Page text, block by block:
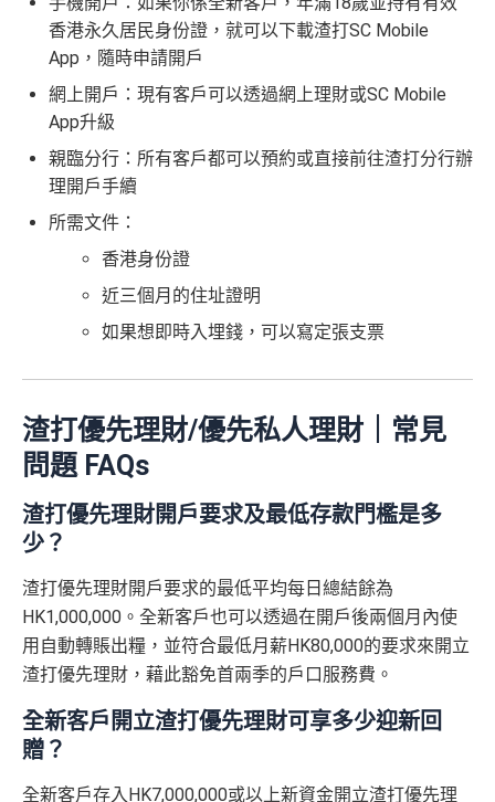
香港永久居民身份證，就可以下載渣打SC Mobile
App，隨時申請開戶
網上開戶：現有客戶可以透過網上理財或SC Mobile
App升級
親臨分行：所有客戶都可以預約或直接前往渣打分行辦
理開戶手續
所需文件：
香港身份證
近三個月的住址證明
如果想即時入埋錢，可以寫定張支票
渣打優先理財/優先私人理財｜常見
問題 FAQs
渣打優先理財開戶要求及最低存款門檻是多
少？
渣打優先理財開戶要求的最低平均每日總結餘為
HK1,000,000。全新客戶也可以透過在開戶後兩個月內使
用自動轉賬出糧，並符合最低月薪HK80,000的要求來開立
渣打優先理財，藉此豁免首兩季的戶口服務費。
全新客戶開立渣打優先理財可享多少迎新回
贈？
全新客戶存入HK7,000,000或以上新資金開立渣打優先理